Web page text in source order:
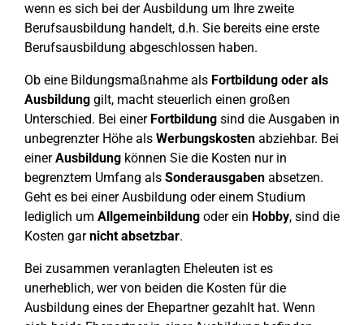
wenn es sich bei der Ausbildung um Ihre zweite
Berufsausbildung handelt, d.h. Sie bereits eine erste
Berufsausbildung abgeschlossen haben.
Ob eine Bildungsmaßnahme als Fortbildung oder als
Ausbildung gilt, macht steuerlich einen großen
Unterschied. Bei einer Fortbildung sind die Ausgaben in
unbegrenzter Höhe als Werbungskosten abziehbar. Bei
einerAusbildung können Sie die Kosten nur in
begrenztem Umfang als Sonderausgaben absetzen.
Geht es bei einer Ausbildung oder einem Studium
lediglich um Allgemeinbildung oder ein Hobby, sind die
Kosten garnicht absetzbar.
Bei zusammen veranlagten Eheleuten ist es
unerheblich, wer von beiden die Kosten für die
Ausbildung eines der Ehepartner gezahlt hat. Wenn